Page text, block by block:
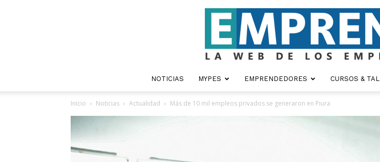
NOTICIAS MYPES EMPRENDEDORES CURSOS &
Inicio Noticias Actualidad Más de 10 mil empleos privados se generaron en Piura